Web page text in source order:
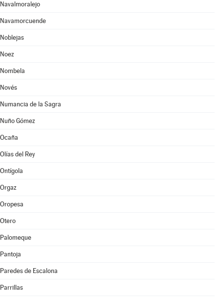
Navalmoralejo
Navamorcuende
Noblejas
Noez
Nombela
Novés
Numancia de la Sagra
Nuño Gómez
Ocaña
Olías del Rey
Ontígola
Orgaz
Oropesa
Otero
Palomeque
Pantoja
Paredes de Escalona
Parrillas